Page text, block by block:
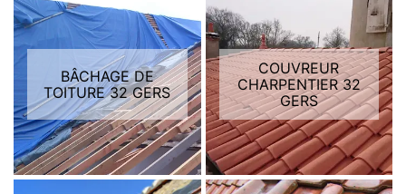
BÂCHAGE DE
TOITURE 32 GERS
COUVREUR
CHARPENTIER 32
GERS